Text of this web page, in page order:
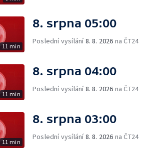
11 min
8. srpna 05:00
Poslední vysílání8. 8. 2026 na ČT24
11 min
8. srpna 04:00
Poslední vysílání8. 8. 2026 na ČT24
11 min
8. srpna 03:00
Poslední vysílání8. 8. 2026 na ČT24